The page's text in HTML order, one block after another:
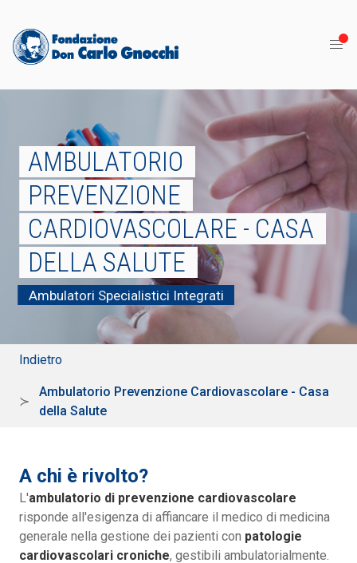
AMBULATORIO
PREVENZIONE
CARDIOVASCOLARE - CASA
DELLA SALUTE
Ambulatori Specialistici Integrati
Indietro
Ambulatorio Prevenzione Cardiovascolare - Casa
della Salute
A chi è rivolto?
L'ambulatorio di prevenzione cardiovascolare
risponde all'esigenza di affiancare il medico di medicina
generale nella gestione dei pazienti con patologie
cardiovascolari croniche, gestibili ambulatorialmente.